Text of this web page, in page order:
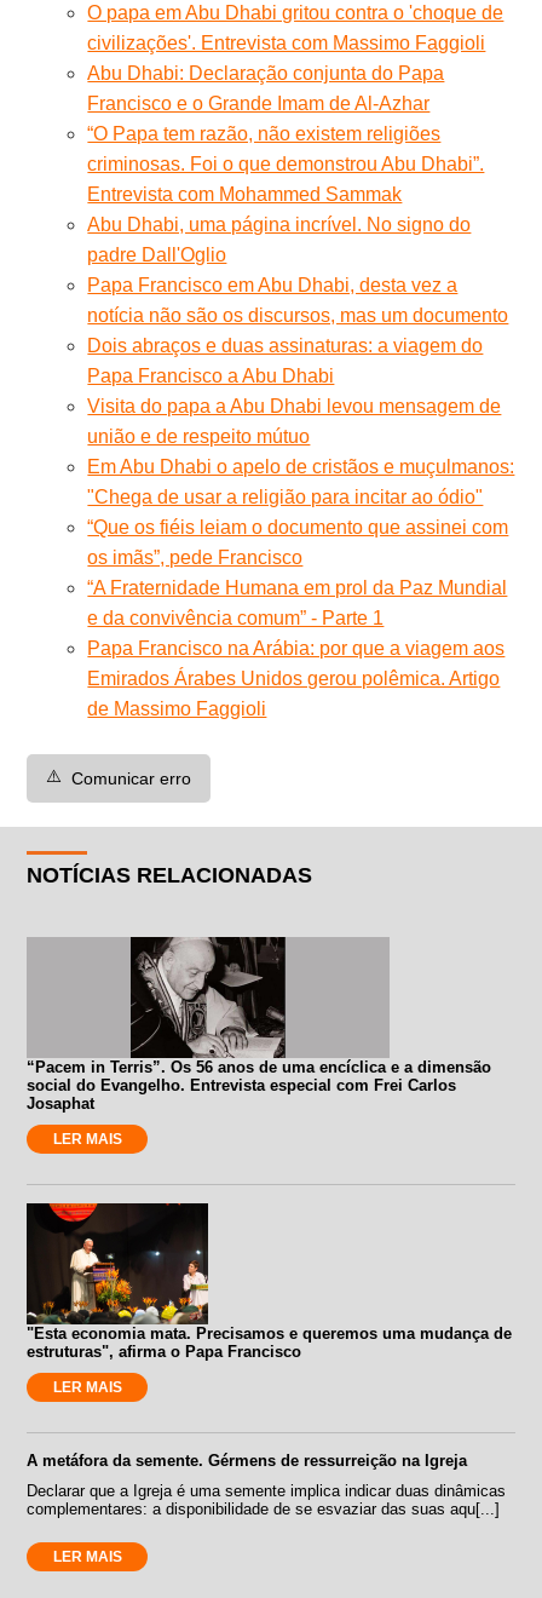
O papa em Abu Dhabi gritou contra o 'choque de
civilizações'. Entrevista com Massimo Faggioli
Abu Dhabi: Declaração conjunta do Papa
Francisco e o Grande Imam de Al-Azhar
“O Papa tem razão, não existem religiões
criminosas. Foi o que demonstrou Abu Dhabi”.
Entrevista com Mohammed Sammak
Abu Dhabi, uma página incrível. No signo do
padre Dall'Oglio
Papa Francisco em Abu Dhabi, desta vez a
notícia não são os discursos, mas um documento
Dois abraços e duas assinaturas: a viagem do
Papa Francisco a Abu Dhabi
Visita do papa a Abu Dhabi levou mensagem de
união e de respeito mútuo
Em Abu Dhabi o apelo de cristãos e muçulmanos:
"Chega de usar a religião para incitar ao ódio"
“Que os fiéis leiam o documento que assinei com
os imãs”, pede Francisco
“A Fraternidade Humana em prol da Paz Mundial
e da convivência comum” - Parte 1
Papa Francisco na Arábia: por que a viagem aos
Emirados Árabes Unidos gerou polêmica. Artigo
de Massimo Faggioli
⚠️ Comunicar erro
NOTÍCIAS RELACIONADAS
“Pacem in Terris”. Os 56 anos de uma encíclica e a dimensão
social do Evangelho. Entrevista especial com Frei Carlos
Josaphat
LER MAIS
"Esta economia mata. Precisamos e queremos uma mudança de
estruturas", afirma o Papa Francisco
LER MAIS
A metáfora da semente. Gérmens de ressurreição na Igreja
Declarar que a Igreja é uma semente implica indicar duas dinâmicas
complementares: a disponibilidade de se esvaziar das suas aqu[...]
LER MAIS